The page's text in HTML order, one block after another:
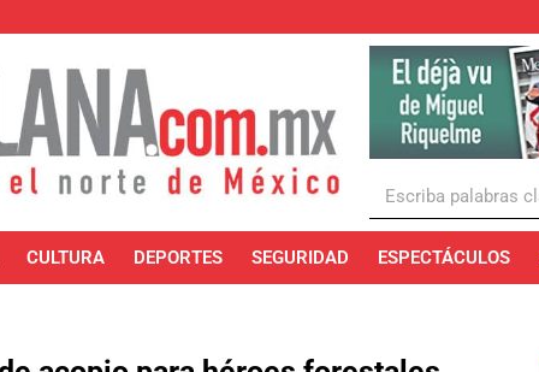
CULTURA DEPORTES SEGURIDAD ESPECTÁCULOS